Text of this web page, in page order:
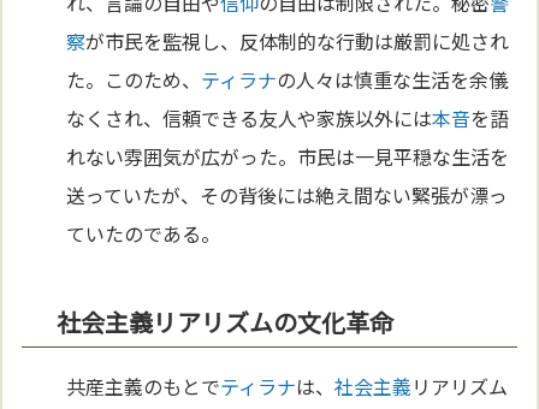
察が市民を監視し、反体制的な行動は厳罰に処され
た。このため、 ティラナの人々は慎重な生活を余儀
なくされ、信頼できる友人や家族以外には本音を語
れない雰囲気が広がった。市民は一見平穏な生活を
送っていたが、その背後には絶え間ない緊張が漂っ
ていたのである。
社会主義リアリズムの文化革命
共産主義のもとでティラナは、社会主義リアリズム